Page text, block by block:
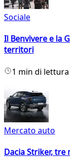
Sociale
Il Benvivere e la
territori
1 min di lettura
Mercato auto
Dacia Striker,